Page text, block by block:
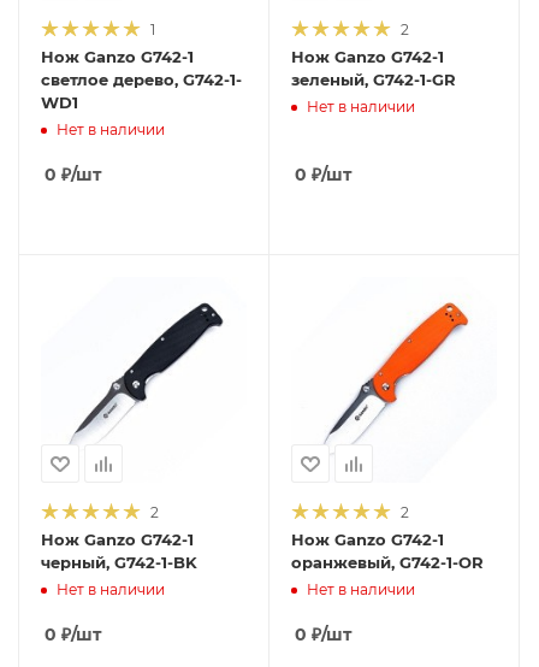
1
Нож Ganzo G742-1
светлое дерево, G742-1-
WD1
Нет в наличии
0 ₽/шт
2
Нож Ganzo G742-1
зеленый, G742-1-GR
Нет в наличии
0 ₽/шт
2
Нож Ganzo G742-1
черный, G742-1-BK
Нет в наличии
0 ₽/шт
2
Нож Ganzo G742-1
оранжевый, G742-1-OR
Нет в наличии
0 ₽/шт